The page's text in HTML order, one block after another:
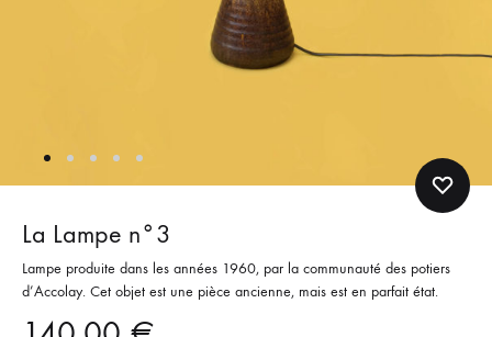
La Lampe n°3
Lampe produite dans les années 1960, par la communauté des potiers
d’Accolay. Cet objet est une pièce ancienne, mais est en parfait état.